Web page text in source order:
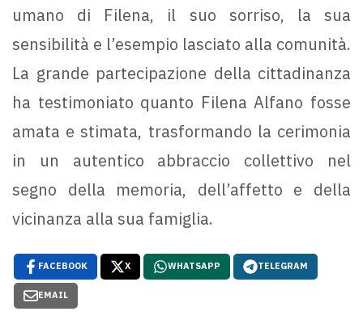
umano di Filena, il suo sorriso, la sua
sensibilità e l’esempio lasciato alla comunità.
La grande partecipazione della cittadinanza
ha testimoniato quanto Filena Alfano fosse
amata e stimata, trasformando la cerimonia
in un autentico abbraccio collettivo nel
segno della memoria, dell’affetto e della
vicinanza alla sua famiglia.
FACEBOOK X WHATSAPP TELEGRAM
EMAIL